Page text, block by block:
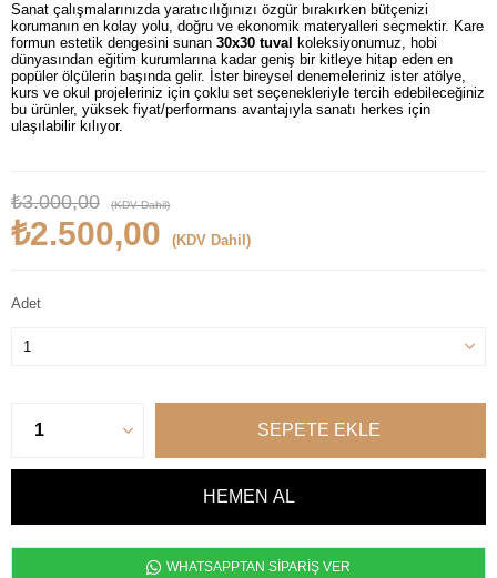
Sanat çalışmalarınızda yaratıcılığınızı özgür bırakırken bütçenizi
korumanın en kolay yolu, doğru ve ekonomik materyalleri seçmektir. Kare
formun estetik dengesini sunan 30x30 tuval koleksiyonumuz, hobi
dünyasından eğitim kurumlarına kadar geniş bir kitleye hitap eden en
popüler ölçülerin başında gelir. İster bireysel denemeleriniz ister atölye,
kurs ve okul projeleriniz için çoklu set seçenekleriyle tercih edebileceğiniz
bu ürünler, yüksek fiyat/performans avantajıyla sanatı herkes için
ulaşılabilir kılıyor.
₺3.000,00 (KDV Dahil)
₺2.500,00 (KDV Dahil)
Adet
WHATSAPPTAN SİPARİŞ VER